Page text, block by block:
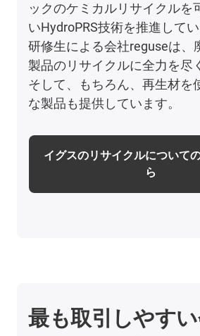
ックのケミカルリサイクルを
いHydroPRS技術を推進して
研修生による会社reguseは、
製品のリサイクルに全力を尽
そして、もちろん、再生材を
な製品も提供しています。
イグスのリサイクルについて
ら
最も取引しやす